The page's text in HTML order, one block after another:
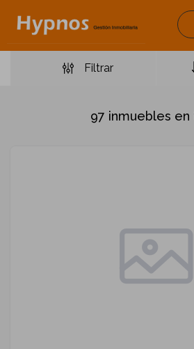
Filtrar
97 inmuebles